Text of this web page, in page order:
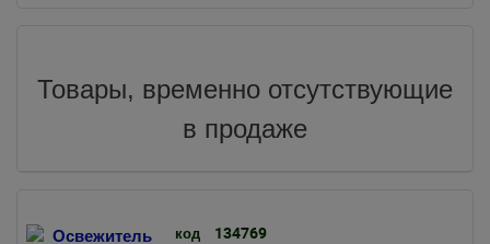
Товары, временно отсутствующие
в продаже
код 134769